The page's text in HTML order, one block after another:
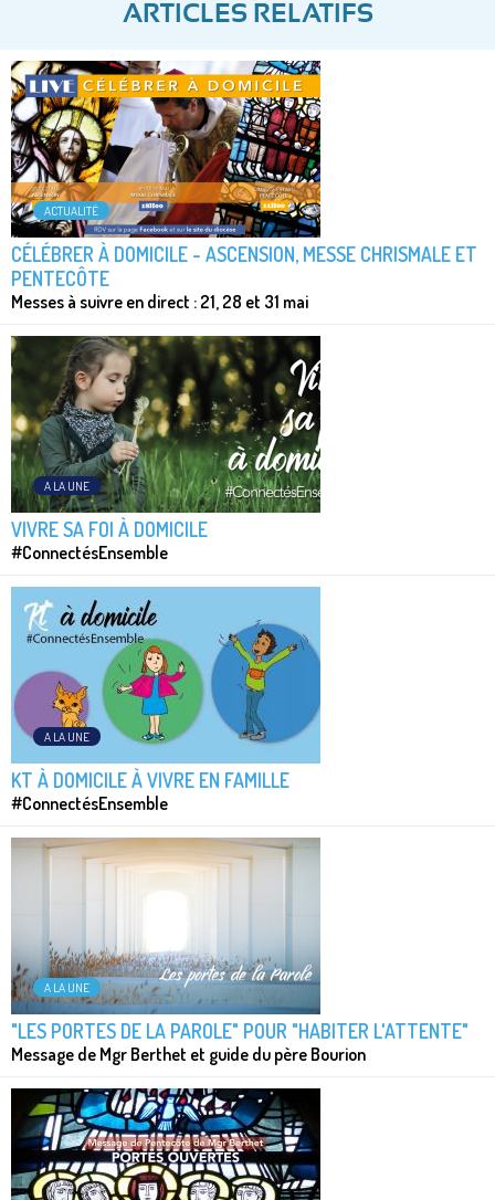
ARTICLES RELATIFS
ACTUALITÉ
CÉLÉBRER À DOMICILE - ASCENSION, MESSE CHRISMALE ET
PENTECÔTE
Messes à suivre en direct : 21, 28 et 31 mai
A LA UNE
VIVRE SA FOI À DOMICILE
#ConnectésEnsemble
A LA UNE
KT À DOMICILE À VIVRE EN FAMILLE
#ConnectésEnsemble
A LA UNE
"LES PORTES DE LA PAROLE" POUR "HABITER L'ATTENTE"
Message de Mgr Berthet et guide du père Bourion